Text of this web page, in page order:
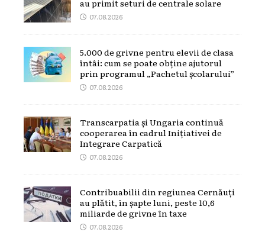
au primit seturi de centrale solare
07.08.2026
5.000 de grivne pentru elevii de clasa
întâi: cum se poate obține ajutorul
prin programul „Pachetul școlarului”
07.08.2026
Transcarpatia și Ungaria continuă
cooperarea în cadrul Inițiativei de
Integrare Carpatică
07.08.2026
Contribuabilii din regiunea Cernăuți
au plătit, în șapte luni, peste 10,6
miliarde de grivne în taxe
07.08.2026